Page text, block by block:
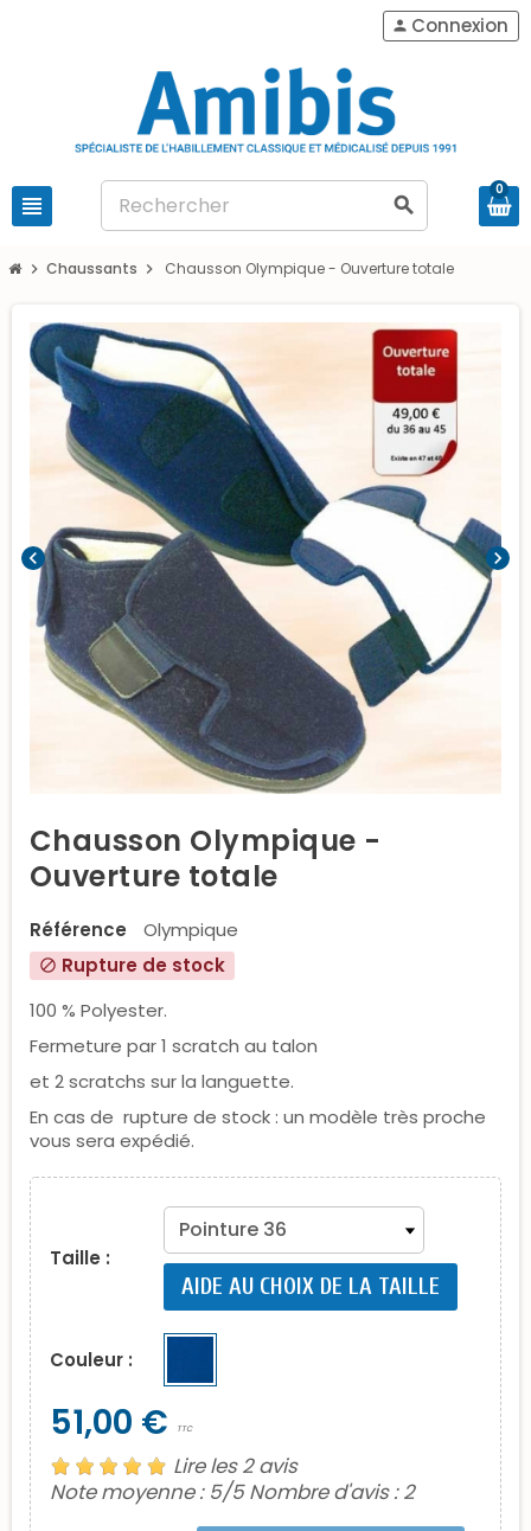
view_headline search
person Connexion
0
chevron_right Chaussants chevron_right Chausson Olympique - Ouverture totale
chevron_left chevron_right
Chausson Olympique -
Ouverture totale
Référence Olympique
block Rupture de stock
100 % Polyester.
Fermeture par 1 scratch au talon
et 2 scratchs sur la languette.
En cas de rupture de stock : un modèle très proche
vous sera expédié.
Taille :
AIDE AU CHOIX DE LA TAILLE
Couleur :
51,00 € TTC
Lire les 2 avis
Note moyenne : 5/5 Nombre d'avis :2